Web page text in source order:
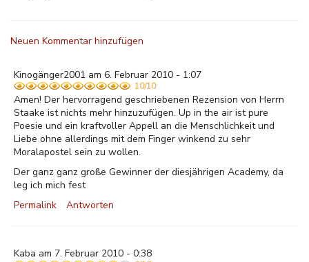
Neuen Kommentar hinzufügen
Kinogänger2001 am 6. Februar 2010 - 1:07
10/10
Amen! Der hervorragend geschriebenen Rezension von Herrn
Staake ist nichts mehr hinzuzufügen. Up in the air ist pure
Poesie und ein kraftvoller Appell an die Menschlichkeit und
Liebe ohne allerdings mit dem Finger winkend zu sehr
Moralapostel sein zu wollen.
Der ganz ganz große Gewinner der diesjährigen Academy, da
leg ich mich fest
Permalink
Antworten
Kaba am 7. Februar 2010 - 0:38